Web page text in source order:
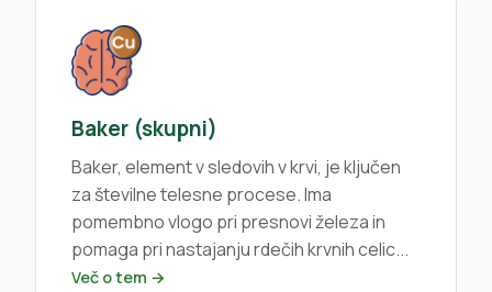
Baker (skupni)
Baker, element v sledovih v krvi, je ključen
za številne telesne procese. Ima
pomembno vlogo pri presnovi železa in
pomaga pri nastajanju rdečih krvnih celic...
Več o tem →